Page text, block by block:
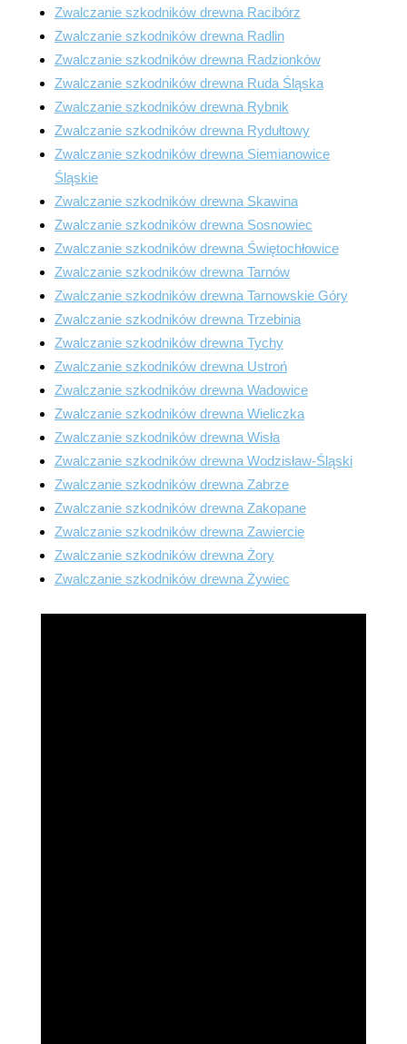
Zwalczanie szkodników drewna Racibórz
Zwalczanie szkodników drewna Radlin
Zwalczanie szkodników drewna Radzionków
Zwalczanie szkodników drewna Ruda Śląska
Zwalczanie szkodników drewna Rybnik
Zwalczanie szkodników drewna Rydułtowy
Zwalczanie szkodników drewna Siemianowice
Śląskie
Zwalczanie szkodników drewna Skawina
Zwalczanie szkodników drewna Sosnowiec
Zwalczanie szkodników drewna Świętochłowice
Zwalczanie szkodników drewna Tarnów
Zwalczanie szkodników drewna Tarnowskie Góry
Zwalczanie szkodników drewna Trzebinia
Zwalczanie szkodników drewna Tychy
Zwalczanie szkodników drewna Ustroń
Zwalczanie szkodników drewna Wadowice
Zwalczanie szkodników drewna Wieliczka
Zwalczanie szkodników drewna Wisła
Zwalczanie szkodników drewna Wodzisław-Śląski
Zwalczanie szkodników drewna Zabrze
Zwalczanie szkodników drewna Zakopane
Zwalczanie szkodników drewna Zawiercie
Zwalczanie szkodników drewna Żory
Zwalczanie szkodników drewna Żywiec